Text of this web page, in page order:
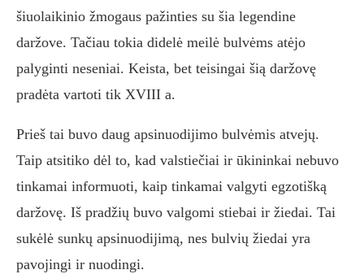
šiuolaikinio žmogaus pažinties su šia legendine
daržove. Tačiau tokia didelė meilė bulvėms atėjo
palyginti neseniai. Keista, bet teisingai šią daržovę
pradėta vartoti tik XVIII a.
Prieš tai buvo daug apsinuodijimo bulvėmis atvejų.
Taip atsitiko dėl to, kad valstiečiai ir ūkininkai nebuvo
tinkamai informuoti, kaip tinkamai valgyti egzotišką
daržovę. Iš pradžių buvo valgomi stiebai ir žiedai. Tai
sukėlė sunkų apsinuodijimą, nes bulvių žiedai yra
pavojingi ir nuodingi.